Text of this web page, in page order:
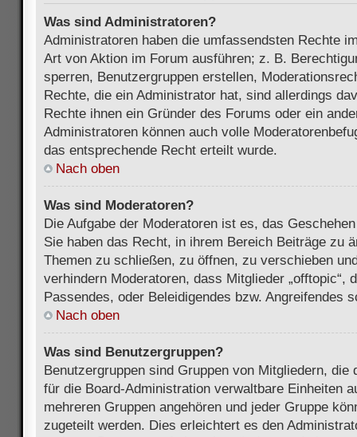
Was sind Administratoren?
Administratoren haben die umfassendsten Rechte
Art von Aktion im Forum ausführen; z. B.
sperren, Benutzergruppen erstellen,
Rechte, die ein Administrator hat, sind allerdings
Rechte ihnen ein Gründer des Forums oder ein
Administratoren können auch volle
das entsprechende Recht erteilt wurde.
Nach oben
Was sind Moderatoren?
Die Aufgabe der Moderatoren ist es, das
Sie haben das Recht, in ihrem Bereich Beiträge zu
Themen zu schließen, zu öffnen, zu verschieben
verhindern Moderatoren, dass Mitglieder „offtopic“,
Passendes, oder Beleidigendes bzw. Angreifendes
Nach oben
Was sind Benutzergruppen?
Benutzergruppen sind Gruppen von Mitgliedern, die
für die Board-Administration verwaltbare Einheiten
mehreren Gruppen angehören und jeder Gruppe
zugeteilt werden. Dies erleichtert es den